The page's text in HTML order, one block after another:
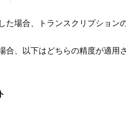
場合、トランスクリプション
、以下はどちらの精度が適用